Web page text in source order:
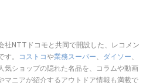
社NTTドコモと共同で開設した、レコメン
。
コストコや業務スーパー ダイソー
気ショップの隠れた名品を、コラムや動画
マニアが紹介するアウトドア情報も満載で